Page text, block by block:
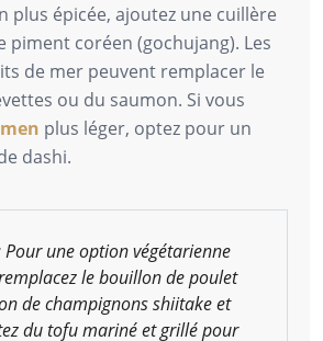
plus épicée, ajoutez une cuillère
piment coréen (gochujang). Les
de mer peuvent remplacer le
ou du saumon. Si vous
plus léger, optez pour un
dashi.
une option végétarienne
le bouillon de poulet
de champignons shiitake et
du tofu mariné et grillé pour